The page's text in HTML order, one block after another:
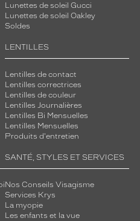
Lunettes de soleil Gucci
Lunettes de soleil Oakley
Soldes
LENTILLES
Lentilles de contact
Lentilles correctrices
Lentilles de couleur
Lentilles Journalières
Lentilles Bi Mensuelles
Lentilles Mensuelles
Produits d'entretien
SANTÉ, STYLES ET SERVICES
Nos Conseils Visagisme
Services Krys
La myopie
Les enfants et la vue